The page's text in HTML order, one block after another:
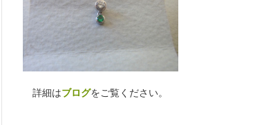
詳細はブログをご覧ください。